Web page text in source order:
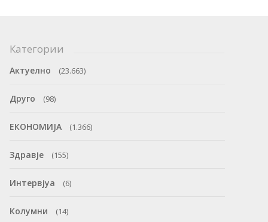
Категории
Актуелно (23.663)
Друго (98)
ЕКОНОМИЈА (1.366)
Здравје (155)
Интервјуа (6)
Колумни (14)